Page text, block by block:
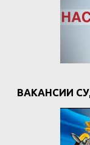
ВАКАНСИИ